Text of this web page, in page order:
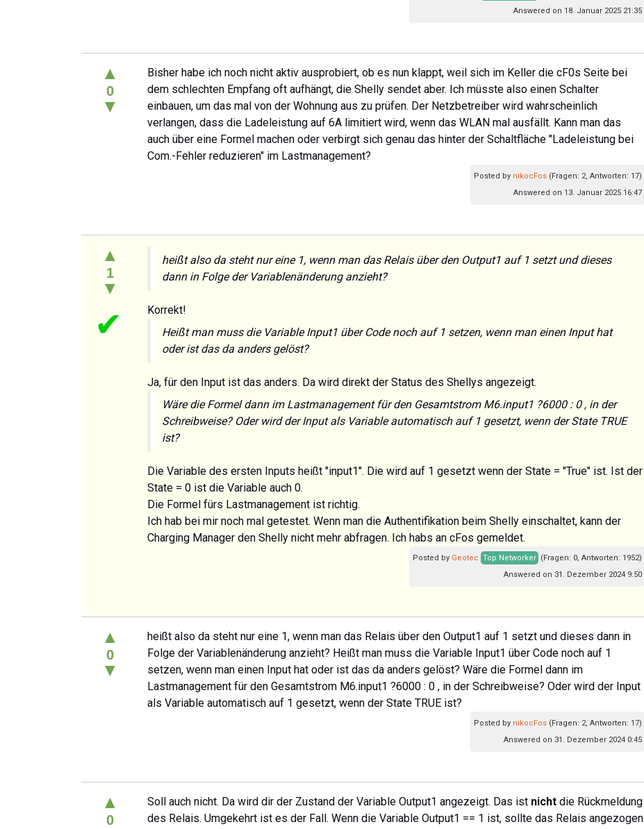
Answered on 18. Januar 2025 21:35
▲
0
▼
Bisher habe ich noch nicht aktiv ausprobiert, ob es nun klappt, weil sich im Keller die cF0s Seite bei
dem schlechten Empfang oft aufhängt, die Shelly sendet aber. Ich müsste also einen Schalter
einbauen, um das mal von der Wohnung aus zu prüfen. Der Netzbetreiber wird wahrscheinlich
verlangen, dass die Ladeleistung auf 6A limitiert wird, wenn das WLAN mal ausfällt. Kann man das
auch über eine Formel machen oder verbirgt sich genau das hinter der Schaltfläche "Ladeleistung bei
Com.-Fehler reduzieren" im Lastmanagement?
Posted by nikocFos (Fragen: 2, Antworten: 17)
Answered on 13. Januar 2025 16:47
▲
1
▼
✔
heißt also da steht nur eine 1, wenn man das Relais über den Output1 auf 1 setzt und dieses
dann in Folge der Variablenänderung anzieht?
Korrekt!
Heißt man muss die Variable Input1 über Code noch auf 1 setzen, wenn man einen Input hat
oder ist das da anders gelöst?
Ja, für den Input ist das anders. Da wird direkt der Status des Shellys angezeigt.
Wäre die Formel dann im Lastmanagement für den Gesamtstrom M6.input1 ?6000 : 0 , in der
Schreibweise? Oder wird der Input als Variable automatisch auf 1 gesetzt, wenn der State TRUE
ist?
Die Variable des ersten Inputs heißt "input1". Die wird auf 1 gesetzt wenn der State = "True" ist. Ist der
State = 0 ist die Variable auch 0.
Die Formel fürs Lastmanagement ist richtig.
Ich hab bei mir noch mal getestet. Wenn man die Authentifikation beim Shelly einschaltet, kann der
Charging Manager den Shelly nicht mehr abfragen. Ich habs an cFos gemeldet.
Posted by Geotec Top Networker (Fragen: 0, Antworten: 1952)
Answered on 31. Dezember 2024 9:50
▲
0
▼
heißt also da steht nur eine 1, wenn man das Relais über den Output1 auf 1 setzt und dieses dann in
Folge der Variablenänderung anzieht? Heißt man muss die Variable Input1 über Code noch auf 1
setzen, wenn man einen Input hat oder ist das da anders gelöst? Wäre die Formel dann im
Lastmanagement für den Gesamtstrom M6.input1 ?6000 : 0 , in der Schreibweise? Oder wird der Input
als Variable automatisch auf 1 gesetzt, wenn der State TRUE ist?
Posted by nikocFos (Fragen: 2, Antworten: 17)
Answered on 31. Dezember 2024 0:45
▲
0
Soll auch nicht. Da wird dir der Zustand der Variable Output1 angezeigt. Das ist nicht die Rückmeldung
des Relais. Umgekehrt ist es der Fall. Wenn die Variable Output1 == 1 ist, sollte das Relais angezogen